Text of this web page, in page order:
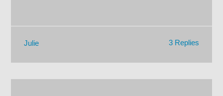
3 Replies
Julie